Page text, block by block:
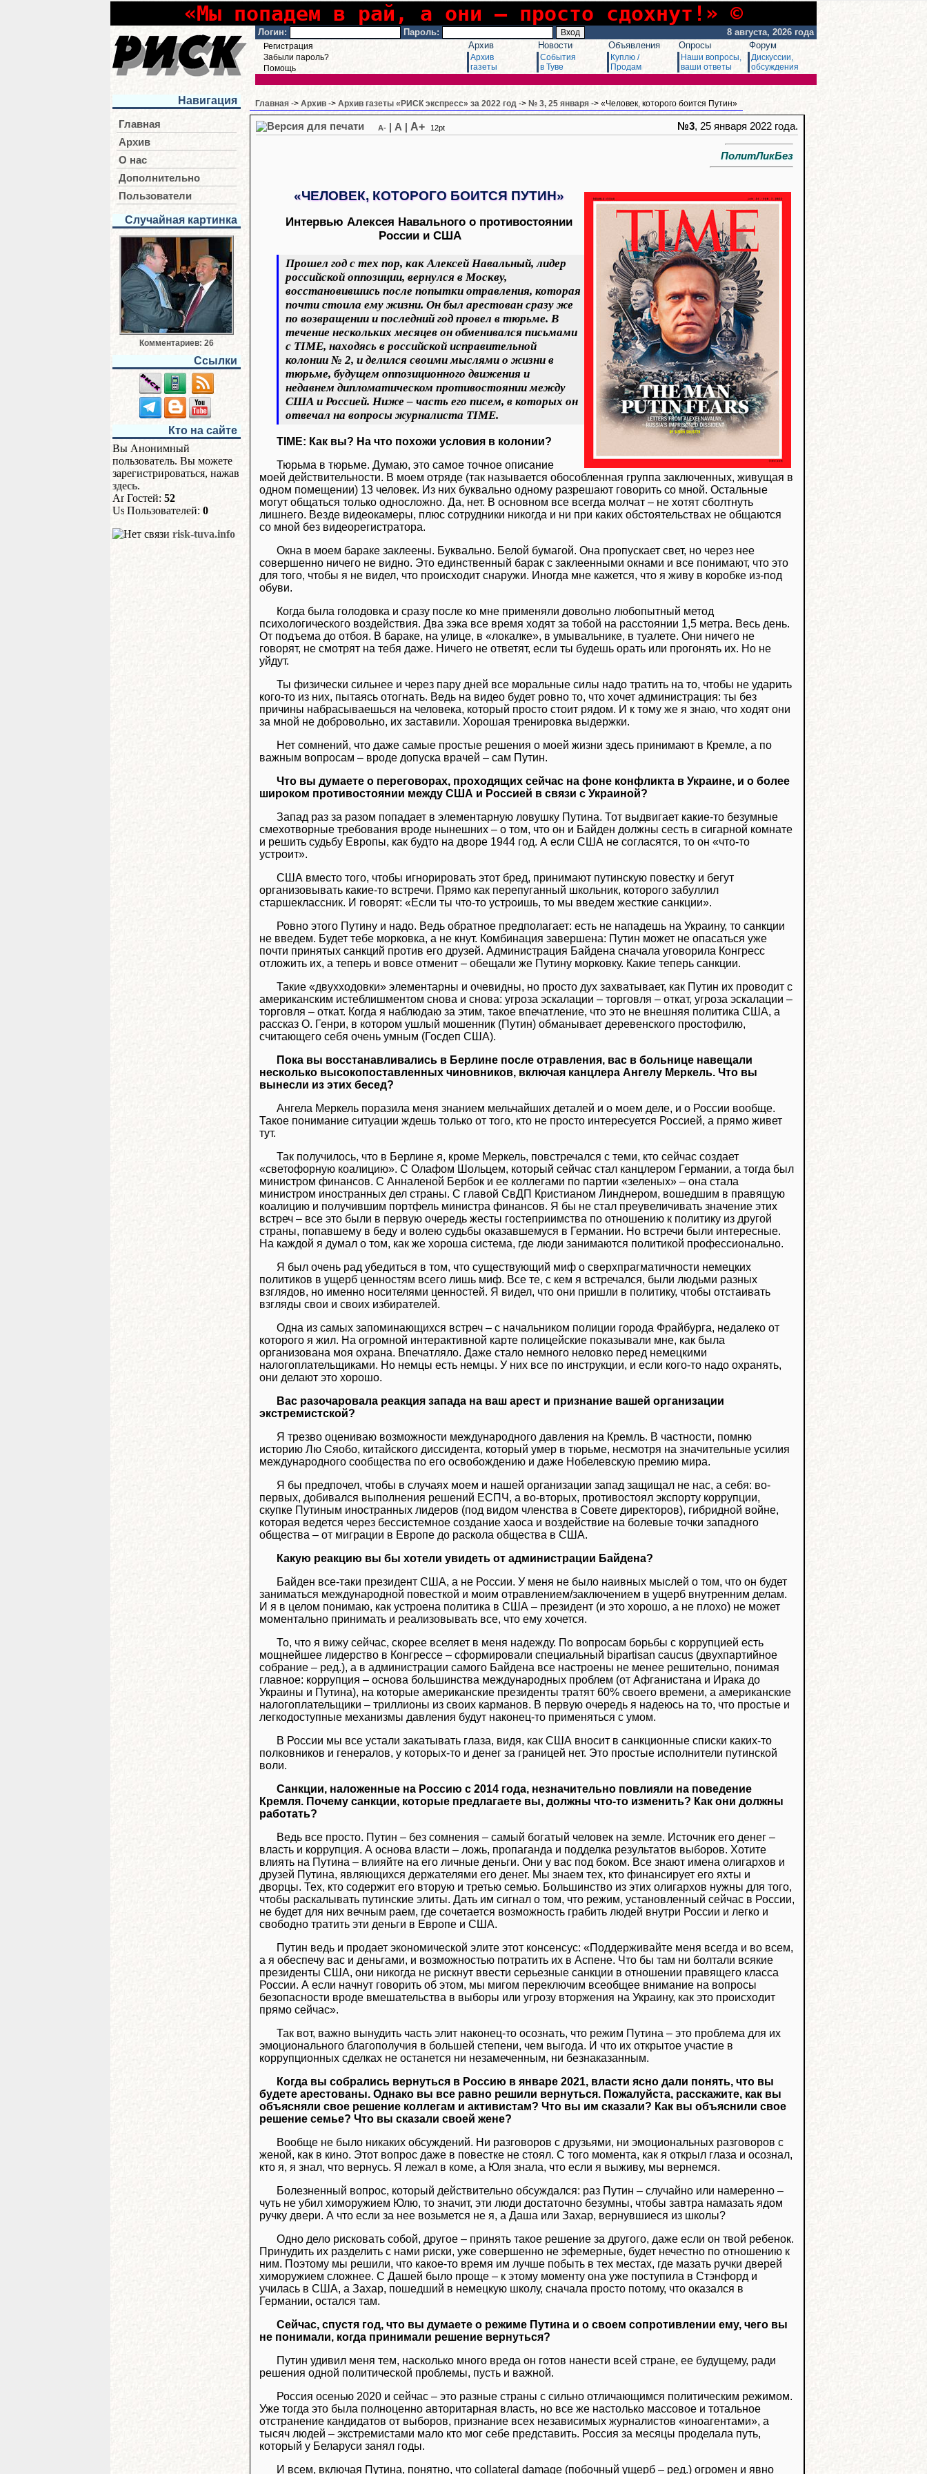
«Мы попадем в рай, а они – просто сдохнут!» ©
Логин: Пароль: 8 августа, 2026 года
Регистрация
Забыли пароль?
Помощь
Архив
Архив
газеты
Новости
События
в Туве
Объявления
Куплю /
Продам
Опросы
Наши вопросы,
ваши ответы
Форум
Дискуссии,
обсуждения
Навигация
Главная
Архив
О нас
Дополнительно
Пользователи
Случайная картинка
Комментариев: 26
Ссылки
Кто на сайте
Вы Анонимный
пользователь. Вы можете
зарегистрироваться, нажав
здесь.
Гостей: 52
Пользователей: 0
risk-tuva.info
Главная -> Архив -> Архив газеты «РИСК экспресс» за 2022 год -> № 3, 25 января -> «Человек, которого боится Путин»
A- A A+ 12pt №3, 25 января 2022 года.
ПолитЛикБез
«ЧЕЛОВЕК, КОТОРОГО БОИТСЯ ПУТИН»
Интервью Алексея Навального о противостоянии
России и США
Прошел год с тех пор, как Алексей Навальный, лидер
российской оппозиции, вернулся в Москву,
восстановившись после попытки отравления, которая
почти стоила ему жизни. Он был арестован сразу же
по возвращении и последний год провел в тюрьме. В
течение нескольких месяцев он обменивался письмами
с TIME, находясь в российской исправительной
колонии № 2, и делился своими мыслями о жизни в
тюрьме, будущем оппозиционного движения и
недавнем дипломатическом противостоянии между
США и Россией. Ниже – часть его писем, в которых он
отвечал на вопросы журналиста TIME.
TIME: Как вы? На что похожи условия в колонии?
Тюрьма в тюрьме. Думаю, это самое точное описание
моей действительности. В моем отряде (так называется обособленная группа заключенных, живущая в
одном помещении) 13 человек. Из них буквально одному разрешают говорить со мной. Остальные
могут общаться только односложно. Да, нет. В основном все всегда молчат – не хотят сболтнуть
лишнего. Везде видеокамеры, плюс сотрудники никогда и ни при каких обстоятельствах не общаются
со мной без видеорегистратора.
Окна в моем бараке заклеены. Буквально. Белой бумагой. Она пропускает свет, но через нее
совершенно ничего не видно. Это единственный барак с заклеенными окнами и все понимают, что это
для того, чтобы я не видел, что происходит снаружи. Иногда мне кажется, что я живу в коробке из-под
обуви.
Когда была голодовка и сразу после ко мне применяли довольно любопытный метод
психологического воздействия. Два зэка все время ходят за тобой на расстоянии 1,5 метра. Весь день.
От подъема до отбоя. В бараке, на улице, в «локалке», в умывальнике, в туалете. Они ничего не
говорят, не смотрят на тебя даже. Ничего не ответят, если ты будешь орать или прогонять их. Но не
уйдут.
Ты физически сильнее и через пару дней все моральные силы надо тратить на то, чтобы не ударить
кого-то из них, пытаясь отогнать. Ведь на видео будет ровно то, что хочет администрация: ты без
причины набрасываешься на человека, который просто стоит рядом. И к тому же я знаю, что ходят они
за мной не добровольно, их заставили. Хорошая тренировка выдержки.
Нет сомнений, что даже самые простые решения о моей жизни здесь принимают в Кремле, а по
важным вопросам – вроде допуска врачей – сам Путин.
Что вы думаете о переговорах, проходящих сейчас на фоне конфликта в Украине, и о более
широком противостоянии между США и Россией в связи с Украиной?
Запад раз за разом попадает в элементарную ловушку Путина. Тот выдвигает какие-то безумные
смехотворные требования вроде нынешних – о том, что он и Байден должны сесть в сигарной комнате
и решить судьбу Европы, как будто на дворе 1944 год. А если США не согласятся, то он «что-то
устроит».
США вместо того, чтобы игнорировать этот бред, принимают путинскую повестку и бегут
организовывать какие-то встречи. Прямо как перепуганный школьник, которого забуллил
старшеклассник. И говорят: «Если ты что-то устроишь, то мы введем жесткие санкции».
Ровно этого Путину и надо. Ведь обратное предполагает: есть не нападешь на Украину, то санкции
не введем. Будет тебе морковка, а не кнут. Комбинация завершена: Путин может не опасаться уже
почти принятых санкций против его друзей. Администрация Байдена сначала уговорила Конгресс
отложить их, а теперь и вовсе отменит – обещали же Путину морковку. Какие теперь санкции.
Такие «двухходовки» элементарны и очевидны, но просто дух захватывает, как Путин их проводит с
американским истеблишментом снова и снова: угроза эскалации – торговля – откат, угроза эскалации –
торговля – откат. Когда я наблюдаю за этим, такое впечатление, что это не внешняя политика США, а
рассказ О. Генри, в котором ушлый мошенник (Путин) обманывает деревенского простофилю,
считающего себя очень умным (Госдеп США).
Пока вы восстанавливались в Берлине после отравления, вас в больнице навещали
несколько высокопоставленных чиновников, включая канцлера Ангелу Меркель. Что вы
вынесли из этих бесед?
Ангела Меркель поразила меня знанием мельчайших деталей и о моем деле, и о России вообще.
Такое понимание ситуации ждешь только от того, кто не просто интересуется Россией, а прямо живет
тут.
Так получилось, что в Берлине я, кроме Меркель, повстречался с теми, кто сейчас создает
«светофорную коалицию». С Олафом Шольцем, который сейчас стал канцлером Германии, а тогда был
министром финансов. С Анналеной Бербок и ее коллегами по партии «зеленых» – она стала
министром иностранных дел страны. С главой СвДП Кристианом Линднером, вошедшим в правящую
коалицию и получившим портфель министра финансов. Я бы не стал преувеличивать значение этих
встреч – все это были в первую очередь жесты гостеприимства по отношению к политику из другой
страны, попавшему в беду и волею судьбы оказавшемуся в Германии. Но встречи были интересные.
На каждой я думал о том, как же хороша система, где люди занимаются политикой профессионально.
Я был очень рад убедиться в том, что существующий миф о сверхпрагматичности немецких
политиков в ущерб ценностям всего лишь миф. Все те, с кем я встречался, были людьми разных
взглядов, но именно носителями ценностей. Я видел, что они пришли в политику, чтобы отстаивать
взгляды свои и своих избирателей.
Одна из самых запоминающихся встреч – с начальником полиции города Фрайбурга, недалеко от
которого я жил. На огромной интерактивной карте полицейские показывали мне, как была
организована моя охрана. Впечатляло. Даже стало немного неловко перед немецкими
налогоплательщиками. Но немцы есть немцы. У них все по инструкции, и если кого-то надо охранять,
они делают это хорошо.
Вас разочаровала реакция запада на ваш арест и признание вашей организации
экстремистской?
Я трезво оцениваю возможности международного давления на Кремль. В частности, помню
историю Лю Сяобо, китайского диссидента, который умер в тюрьме, несмотря на значительные усилия
международного сообщества по его освобождению и даже Нобелевскую премию мира.
Я бы предпочел, чтобы в случаях моем и нашей организации запад защищал не нас, а себя: во-
первых, добивался выполнения решений ЕСПЧ, а во-вторых, противостоял экспорту коррупции,
скупке Путиным иностранных лидеров (под видом членства в Совете директоров), гибридной войне,
которая ведется через бессистемное создание хаоса и воздействие на болевые точки западного
общества – от миграции в Европе до раскола общества в США.
Какую реакцию вы бы хотели увидеть от администрации Байдена?
Байден все-таки президент США, а не России. У меня не было наивных мыслей о том, что он будет
заниматься международной повесткой и моим отравлением/заключением в ущерб внутренним делам.
И я в целом понимаю, как устроена политика в США – президент (и это хорошо, а не плохо) не может
моментально принимать и реализовывать все, что ему хочется.
То, что я вижу сейчас, скорее вселяет в меня надежду. По вопросам борьбы с коррупцией есть
мощнейшее лидерство в Конгрессе – сформировали специальный bipartisan caucus (двухпартийное
собрание – ред.), а в администрации самого Байдена все настроены не менее решительно, понимая
главное: коррупция – основа большинства международных проблем (от Афганистана и Ирака до
Украины и Путина), на которые американские президенты тратят 60% своего времени, а американские
налогоплательщики – триллионы из своих карманов. В первую очередь я надеюсь на то, что простые и
легкодоступные механизмы давления будут наконец-то применяться с умом.
В России мы все устали закатывать глаза, видя, как США вносит в санкционные списки каких-то
полковников и генералов, у которых-то и денег за границей нет. Это простые исполнители путинской
воли.
Санкции, наложенные на Россию с 2014 года, незначительно повлияли на поведение
Кремля. Почему санкции, которые предлагаете вы, должны что-то изменить? Как они должны
работать?
Ведь все просто. Путин – без сомнения – самый богатый человек на земле. Источник его денег –
власть и коррупция. А основа власти – ложь, пропаганда и подделка результатов выборов. Хотите
влиять на Путина – влияйте на его личные деньги. Они у вас под боком. Все знают имена олигархов и
друзей Путина, являющихся держателями его денег. Мы знаем тех, кто финансирует его яхты и
дворцы. Тех, кто содержит его вторую и третью семью. Большинство из этих олигархов нужны для того,
чтобы раскалывать путинские элиты. Дать им сигнал о том, что режим, установленный сейчас в России,
не будет для них вечным раем, где сочетается возможность грабить людей внутри России и легко и
свободно тратить эти деньги в Европе и США.
Путин ведь и продает экономической элите этот консенсус: «Поддерживайте меня всегда и во всем,
а я обеспечу вас и деньгами, и возможностью потратить их в Аспене. Что бы там ни болтали всякие
президенты США, они никогда не рискнут ввести серьезные санкции в отношении правящего класса
России. А если начнут говорить об этом, мы мигом переключим всеобщее внимание на вопросы
безопасности вроде вмешательства в выборы или угрозу вторжения на Украину, как это происходит
прямо сейчас».
Так вот, важно вынудить часть элит наконец-то осознать, что режим Путина – это проблема для их
эмоционального благополучия в большей степени, чем выгода. И что их открытое участие в
коррупционных сделках не останется ни незамеченным, ни безнаказанным.
Когда вы собрались вернуться в Россию в январе 2021, власти ясно дали понять, что вы
будете арестованы. Однако вы все равно решили вернуться. Пожалуйста, расскажите, как вы
объясняли свое решение коллегам и активистам? Что вы им сказали? Как вы объяснили свое
решение семье? Что вы сказали своей жене?
Вообще не было никаких обсуждений. Ни разговоров с друзьями, ни эмоциональных разговоров с
женой, как в кино. Этот вопрос даже в повестке не стоял. С того момента, как я открыл глаза и осознал,
кто я, я знал, что вернусь. Я лежал в коме, а Юля знала, что если я выживу, мы вернемся.
Болезненный вопрос, который действительно обсуждался: раз Путин – случайно или намеренно –
чуть не убил химоружием Юлю, то значит, эти люди достаточно безумны, чтобы завтра намазать ядом
ручку двери. А что если за нее возьмется не я, а Даша или Захар, вернувшиеся из школы?
Одно дело рисковать собой, другое – принять такое решение за другого, даже если он твой ребенок.
Принудить их разделить с нами риски, уже совершенно не эфемерные, будет нечестно по отношению к
ним. Поэтому мы решили, что какое-то время им лучше побыть в тех местах, где мазать ручки дверей
химоружием сложнее. С Дашей было проще – к этому моменту она уже поступила в Стэнфорд и
училась в США, а Захар, пошедший в немецкую школу, сначала просто потому, что оказался в
Германии, остался там.
Сейчас, спустя год, что вы думаете о режиме Путина и о своем сопротивлении ему, чего вы
не понимали, когда принимали решение вернуться?
Путин удивил меня тем, насколько много вреда он готов нанести всей стране, ее будущему, ради
решения одной политической проблемы, пусть и важной.
Россия осенью 2020 и сейчас – это разные страны с сильно отличающимся политическим режимом.
Уже тогда это была полноценно авторитарная власть, но все же настолько массовое и тотальное
отстранение кандидатов от выборов, признание всех независимых журналистов «иноагентами», а
тысяч людей – экстремистами мало кто мог себе представить. Россия за месяцы проделала путь,
который у Беларуси занял годы.
И всем, включая Путина, понятно, что collateral damage (побочный ущерб – ред.) огромен и явно